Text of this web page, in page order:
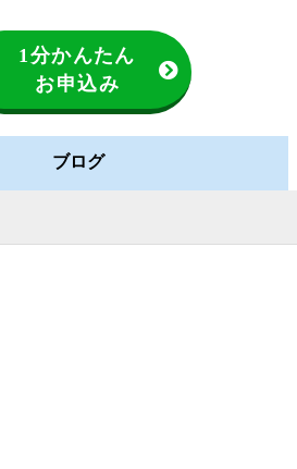
1分かんたん
お申込み
ブログ